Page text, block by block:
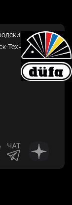
г.
Технопарк»,